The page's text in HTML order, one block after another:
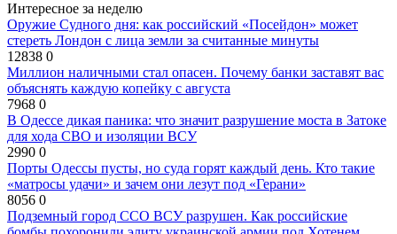
Интересное за неделю
Оружие Судного дня: как российский «Посейдон» может
стереть Лондон с лица земли за считанные минуты
12838 0
Миллион наличными стал опасен. Почему банки заставят вас
объяснять каждую копейку с августа
7968 0
В Одессе дикая паника: что значит разрушение моста в Затоке
для хода СВО и изоляции ВСУ
2990 0
Порты Одессы пусты, но суда горят каждый день. Кто такие
«матросы удачи» и зачем они лезут под «Герани»
8056 0
Подземный город ССО ВСУ разрушен. Как российские